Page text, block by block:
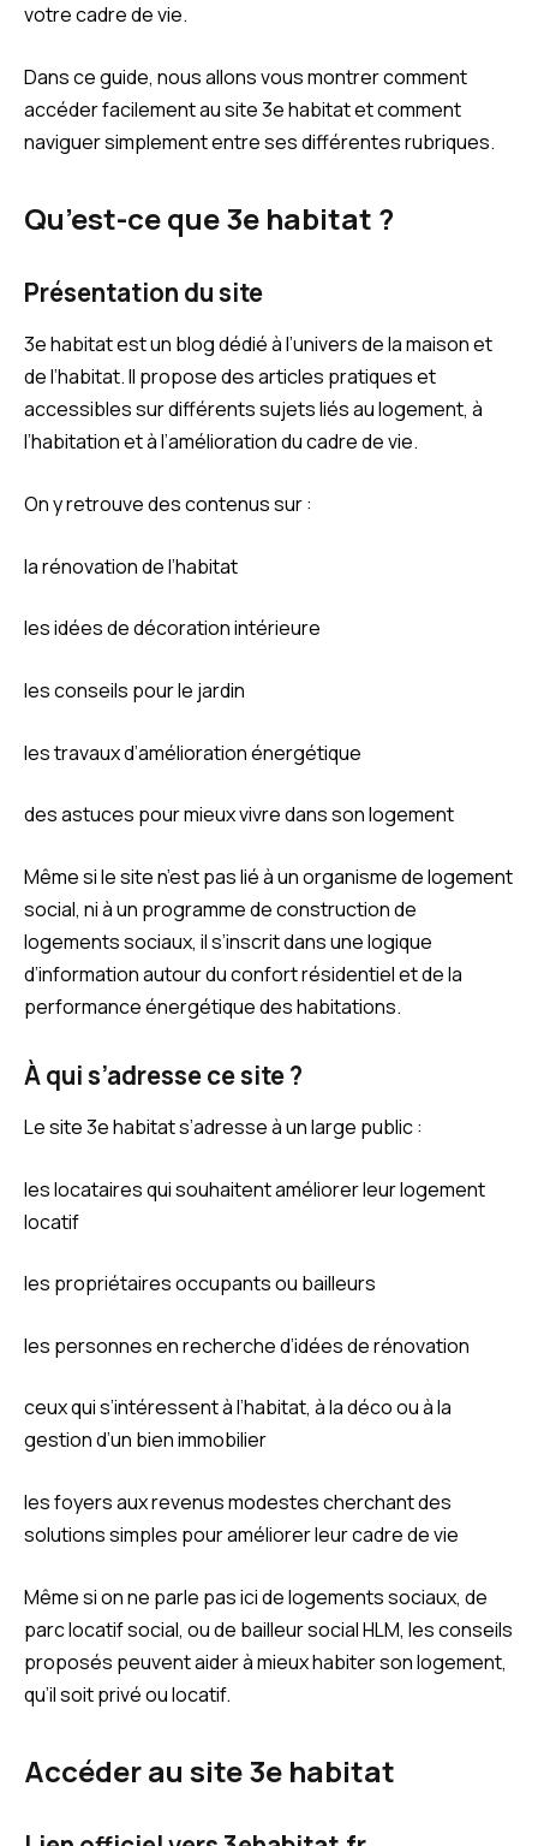
votre cadre de vie.
Dans ce guide, nous allons vous montrer comment
accéder facilement au site 3e habitat et comment
naviguer simplement entre ses différentes rubriques.
Qu’est-ce que 3e habitat ?
Présentation du site
3e habitat est un blog dédié à l’univers de la maison et
de l’habitat. Il propose des articles pratiques et
accessibles sur différents sujets liés au logement, à
l’habitation et à l’amélioration du cadre de vie.
On y retrouve des contenus sur :
la rénovation de l’habitat
les idées de décoration intérieure
les conseils pour le jardin
les travaux d’amélioration énergétique
des astuces pour mieux vivre dans son logement
Même si le site n’est pas lié à un organisme de logement
social, ni à un programme de construction de
logements sociaux, il s’inscrit dans une logique
d’information autour du confort résidentiel et de la
performance énergétique des habitations.
À qui s’adresse ce site ?
Le site 3e habitat s’adresse à un large public :
les locataires qui souhaitent améliorer leur logement
locatif
les propriétaires occupants ou bailleurs
les personnes en recherche d’idées de rénovation
ceux qui s’intéressent à l’habitat, à la déco ou à la
gestion d’un bien immobilier
les foyers aux revenus modestes cherchant des
solutions simples pour améliorer leur cadre de vie
Même si on ne parle pas ici de logements sociaux, de
parc locatif social, ou de bailleur social HLM, les conseils
proposés peuvent aider à mieux habiter son logement,
qu’il soit privé ou locatif.
Accéder au site 3e habitat